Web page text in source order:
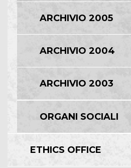
ARCHIVIO 2005
ARCHIVIO 2004
ARCHIVIO 2003
ORGANI SOCIALI
ETHICS OFFICE